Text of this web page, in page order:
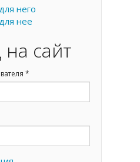
него
нее
на сайт
*